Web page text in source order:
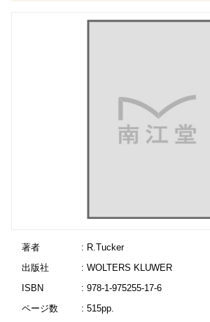
著者
: R.Tucker
出版社
: WOLTERS KLUWER
ISBN
: 978-1-975255-17-6
ページ数
: 515pp.